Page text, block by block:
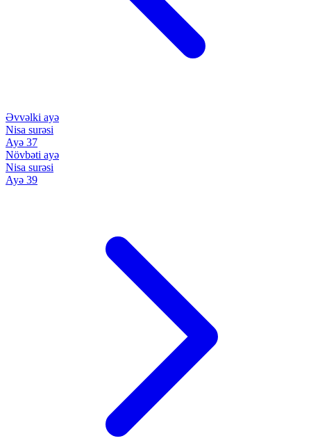
Əvvəlki ayə
Nisa surəsi
Ayə 37
Növbəti ayə
Nisa surəsi
Ayə 39